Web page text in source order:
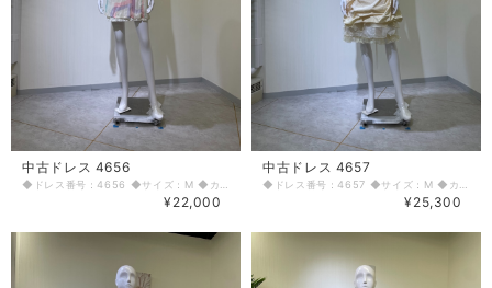
中古ドレス 4656
¥22,000
中古ドレス 4657
¥25,300